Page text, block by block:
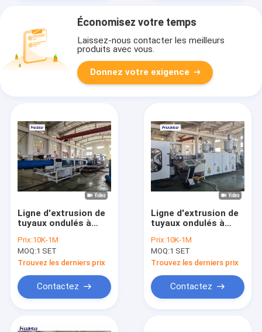
Économisez votre temps
Laissez-nous contacter les meilleurs
produits avec vous.
Donnez votre exigence
Ligne d'extrusion de
tuyaux ondulés à
productivité avec
diamètre de tuyau de
32 à 1600 mm et
technologie Siemens
PLC
Prix:10K-1M
MOQ:1 SET
Trouvez les derniers prix
Contactez
Ligne d'extrusion de
tuyaux ondulés à
diamètre de coupe
de 32 à 1600 mm,
contrôle PLC
Siemens et haute
productivité
Prix:10K-1M
MOQ:1 SET
Trouvez les derniers prix
Contactez